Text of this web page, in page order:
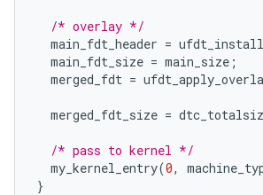
/* overlay */
main_fdt_header =
main_fdt_size = main_size ;
merged_fdt =
merged_fdt_size =
/* pass to kernel */
my_kernel_entry(0,
}